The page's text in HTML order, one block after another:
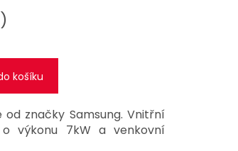
košíku
značky Samsung. Vnitřní
o výkonu 7kW a venkovní